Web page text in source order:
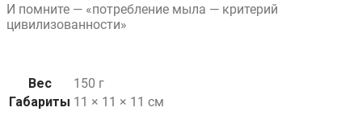
И помните — «потребление мыла — критерий
цивилизованности»
Вес
150 г
Габариты 11 × 11 × 11 см